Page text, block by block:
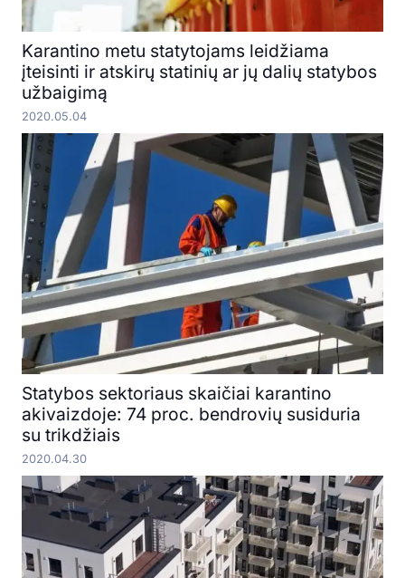
Karantino metu statytojams leidžiama
įteisinti ir atskirų statinių ar jų dalių statybos
užbaigimą
2020.05.04
Statybos sektoriaus skaičiai karantino
akivaizdoje: 74 proc. bendrovių susiduria
su trikdžiais
2020.04.30